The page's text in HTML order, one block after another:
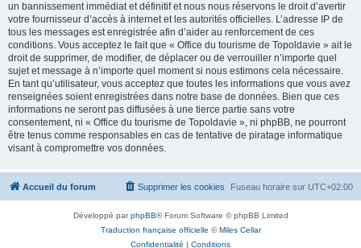
un bannissement immédiat et définitif et nous nous réservons le droit d’avertir
votre fournisseur d’accès à internet et les autorités officielles. L’adresse IP de
tous les messages est enregistrée afin d’aider au renforcement de ces
conditions. Vous acceptez le fait que « Office du tourisme de Topoldavie » ait le
droit de supprimer, de modifier, de déplacer ou de verrouiller n’importe quel
sujet et message à n’importe quel moment si nous estimons cela nécessaire.
En tant qu’utilisateur, vous acceptez que toutes les informations que vous avez
renseignées soient enregistrées dans notre base de données. Bien que ces
informations ne seront pas diffusées à une tierce partie sans votre
consentement, ni « Office du tourisme de Topoldavie », ni phpBB, ne pourront
être tenus comme responsables en cas de tentative de piratage informatique
visant à compromettre vos données.
Accueil du forum Fuseau horaire sur UTC+02:00
Supprimer les cookies
Développé parphpBB® Forum Software © phpBB Limited
Traduction française officielle ©Miles Cellar
Confidentialité | Conditions